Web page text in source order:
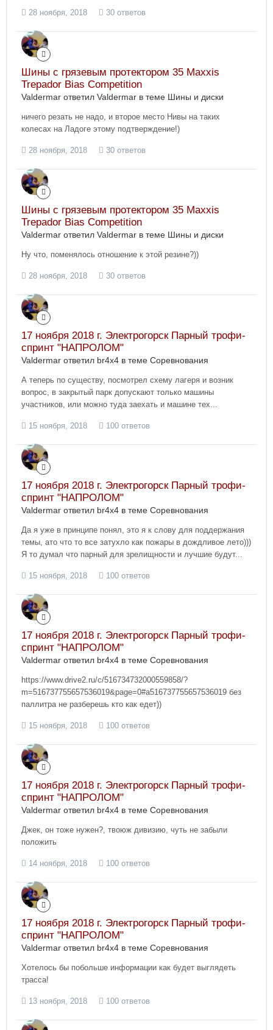
28 ноября, 2018 30 ответов
Шины с грязевым протектором 35 Maxxis
Trepador Bias Competition
Valdermar ответил Valdermar в теме Шины и диски
ничего резать не надо, и второе место Нивы на таких
колесах на Ладоге этому подтверждение!)
28 ноября, 2018 30 ответов
Шины с грязевым протектором 35 Maxxis
Trepador Bias Competition
Valdermar ответил Valdermar в теме Шины и диски
Ну что, поменялось отношение к этой резине?))
28 ноября, 2018 30 ответов
17 ноября 2018 г. Электрогорск Парный трофи-
спринт "НАПРОЛОМ"
Valdermar ответил br4x4 в теме Соревнования
А теперь по существу, посмотрел схему лагеря и возник
вопрос, в закрытый парк допускают только машины
участников, или можно туда заехать и машине тех...
15 ноября, 2018 100 ответов
17 ноября 2018 г. Электрогорск Парный трофи-
спринт "НАПРОЛОМ"
Valdermar ответил br4x4 в теме Соревнования
Да я уже в принципе понял, это я к слову для поддержания
темы, ато что то все затухло как пожары в дождливое лето)))
Я то думал что парный для зрелищности и лучшие будут...
15 ноября, 2018 100 ответов
17 ноября 2018 г. Электрогорск Парный трофи-
спринт "НАПРОЛОМ"
Valdermar ответил br4x4 в теме Соревнования
https://www.drive2.ru/c/516734732000559858/?
m=516737755657536019&page=0#a516737755657536019 без
паллитра не разберешь кто как едет))
15 ноября, 2018 100 ответов
17 ноября 2018 г. Электрогорск Парный трофи-
спринт "НАПРОЛОМ"
Valdermar ответил br4x4 в теме Соревнования
Джек, он тоже нужен?, твоюж дивизию, чуть не забыли
положить
14 ноября, 2018 100 ответов
17 ноября 2018 г. Электрогорск Парный трофи-
спринт "НАПРОЛОМ"
Valdermar ответил br4x4 в теме Соревнования
Хотелось бы побольше информации как будет выглядеть
трасса!
13 ноября, 2018 100 ответов